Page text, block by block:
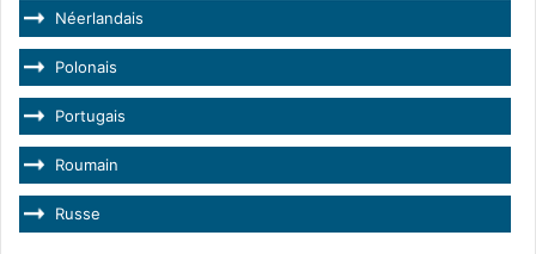
Néerlandais
Polonais
Portugais
Roumain
Russe